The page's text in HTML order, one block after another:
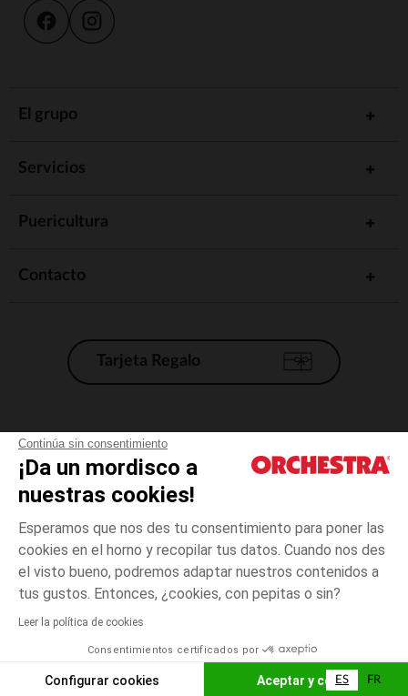
Continúa sin consentimiento
¡Da un mordisco a
nuestras cookies!
Esperamos que nos des tu consentimiento para poner las
cookies en el horno y recopilar tus datos. Cuando nos des
el visto bueno, podremos adaptar nuestros contenidos a
tus gustos. Entonces, ¿cookies, con pepitas o sin?
Leer la política de cookies
Consentimientos certificados por
Configurar cookies Aceptar y cerrar
3
meses
El pago medidante
AÑADIR A LA CESTA
El grupo
Servicios
Puericultura
Contacto
Tarjeta Regalo
Condiciones generales de venta
Aviso Legal
*Condiciones de las ofertas actuales
Gestión de las cookies
Accesibilidad: no conforme
Orchestra adhiere al código de ética de la Federación Francesa de comercio
electrónico y venta a distancia (FEVAD) y al sistema de mediación de
ES FR